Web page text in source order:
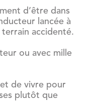
d’être dans
lancée à
accidenté.
ou avec mille
de vivre pour
plutôt que